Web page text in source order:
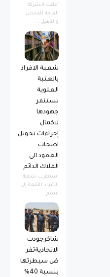
أعلنت الشركة
العامة للفحص
والتأهيل...
شعبة الافراد
بالعتبة
العلوية
تستنفر
جهودها
لاكمال
إجراءات تحويل
اصحاب
العقود الى
الملاك الدائم
استنفرت شعبة
الأفراد التابعة إلى
قسم...
شاكرجودت
الاتحاديةتفر
ض سيطرتها
بنسبة 40%